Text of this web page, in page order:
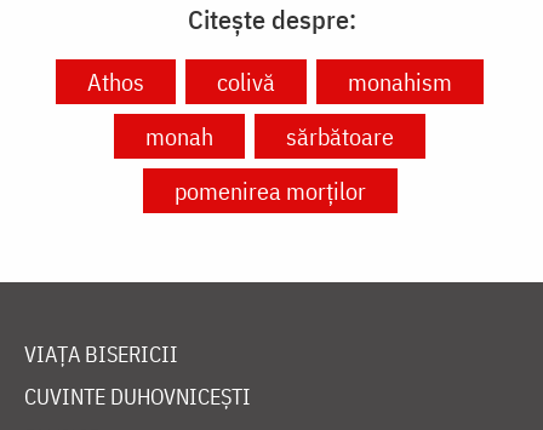
Citește despre:
Athos colivă
monahism
monah
sărbătoare
pomenirea morților
VIAȚA BISERICII
CUVINTE DUHOVNICEȘTI